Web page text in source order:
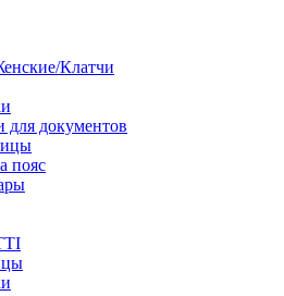
Клатчи
документов
пояс